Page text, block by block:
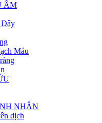
ÂM
Máu
NHÂN
dịch